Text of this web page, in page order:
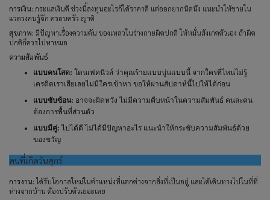
การเงิน: กระแสเงินดี ช่วงนี้ลงทุนอะไรก็ได้ราคาดี แต่ออกยากนิดนึง แนะนำให้ขายใน
แวดวงคนรู้จัก ครอบครัว ญาติ
สุขภาพ: มีปัญหาเรื่องความดัน ของเหลวในร่างกายผิดปกติ ให้หมั่นสังเกตตัวเอง ถ้าผิด
ปกติก็ควรไปหาหมอ
ความสัมพันธ์
แบบคนโสด: โดนเฟคนิวส์ ว่าคุณร้ายแบบนู่นแบบนี้ จากใครที่ไหนไม่รู้
เครดิตเราเสียเลยไม่มีใครเข้าหา ขอให้ผ่านสัปดาห์นี้ไปให้ได้ก่อน
แบบซับซ้อน: อาจจะผิดหวัง ไม่มีความคืบหน้าในความสัมพันธ์ คนละคน
ต้องการพื้นที่ส่วนตัว
แบบมีคู่: ไปได้ดี ไม่ได้มีปัญหาอะไร แนะนำให้กระชับความสัมพันธ์ด้วย
ของขวัญ
คนที่เกิดวันศุกร์
การงาน: ได้รับโอกาสใหม่ในตำแหน่งที่แตกต่างจากสิ่งที่เป็นอยู่ และได้เดินทางไปในที่ที่
ห่างจากบ้าน ต้องปรับตัวเยอะเลย